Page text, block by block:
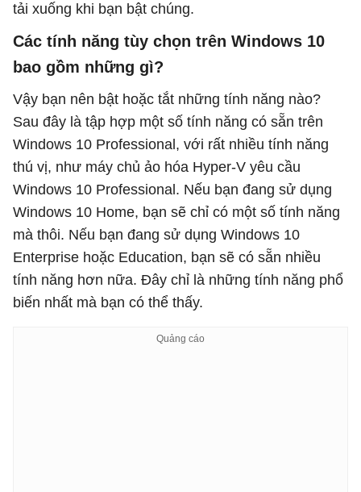
tải xuống khi bạn bật chúng.
Các tính năng tùy chọn trên Windows 10
bao gồm những gì?
Vậy bạn nên bật hoặc tắt những tính năng nào?
Sau đây là tập hợp một số tính năng có sẵn trên
Windows 10 Professional, với rất nhiều tính năng
thú vị, như máy chủ ảo hóa Hyper-V yêu cầu
Windows 10 Professional. Nếu bạn đang sử dụng
Windows 10 Home, bạn sẽ chỉ có một số tính năng
mà thôi. Nếu bạn đang sử dụng Windows 10
Enterprise hoặc Education, bạn sẽ có sẵn nhiều
tính năng hơn nữa. Đây chỉ là những tính năng phổ
biến nhất mà bạn có thể thấy.